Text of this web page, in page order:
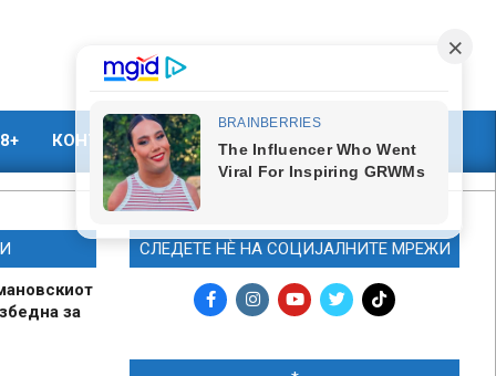
КОНТАКТ МАРКЕТИНГ
за
СЛЕДЕТЕ НЀ НА СОЦИЈАЛНИТЕ МРЕЖИ